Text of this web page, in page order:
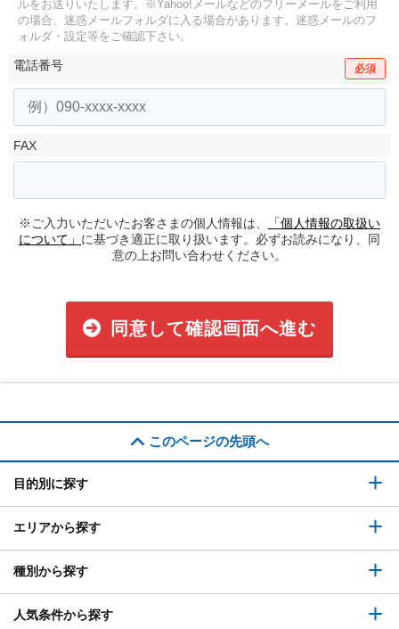
ルをお送りいたします。
※Yahoo!メールなどのフリーメールをご利用
の場合、迷惑メールフォルダに入る場合があります。 迷惑メールのフ
ォルダ・設定等をご確認下さい。
電話番号 必須
FAX
※ご入力いただいたお客さまの個人情報は、
「個人情報の取扱い
について」 に基づき適正に取り扱います。必ずお読みになり、同
意の上お問い合わせください。
同意して確認画面へ進む
このページの先頭へ
目的別に探す
エリアから探す
種別から探す
人気条件から探す